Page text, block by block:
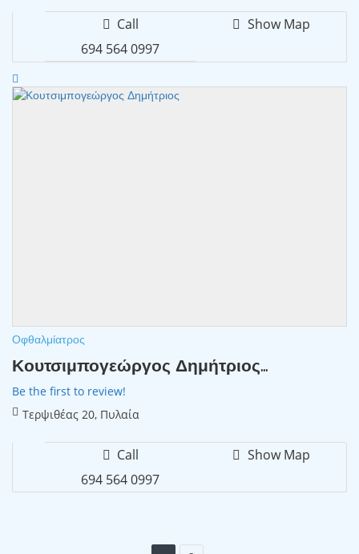
Call
694 564 0997
Show Map
Οφθαλμίατρος
Κουτσιμπογεώργος Δημήτριος...
Be the first to review!
Τερψιθέας 20, Πυλαία
Call
694 564 0997
Show Map